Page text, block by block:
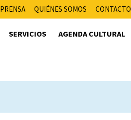
QUIÉNES SOMOS CONTACTO
SERVICIOS AGENDA CULTURAL